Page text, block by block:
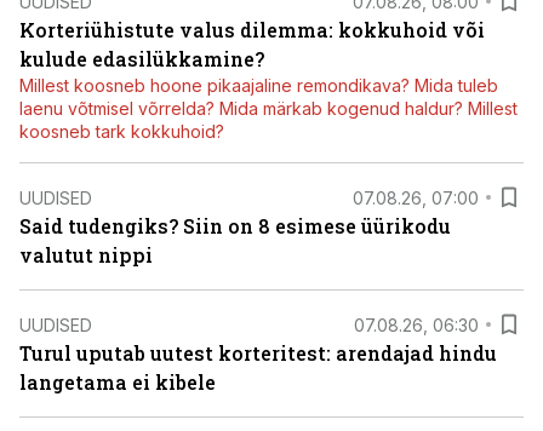
Korteriühistute valus dilemma: kokkuhoid või
kulude edasilükkamine?
Millest koosneb hoone pikaajaline remondikava? Mida tuleb
laenu võtmisel võrrelda? Mida märkab kogenud haldur? Millest
koosneb tark kokkuhoid?
UUDISED 07.08.26, 07:00
Said tudengiks? Siin on 8 esimese üürikodu
valutut nippi
UUDISED 07.08.26, 06:30
Turul uputab uutest korteritest: arendajad hindu
langetama ei kibele